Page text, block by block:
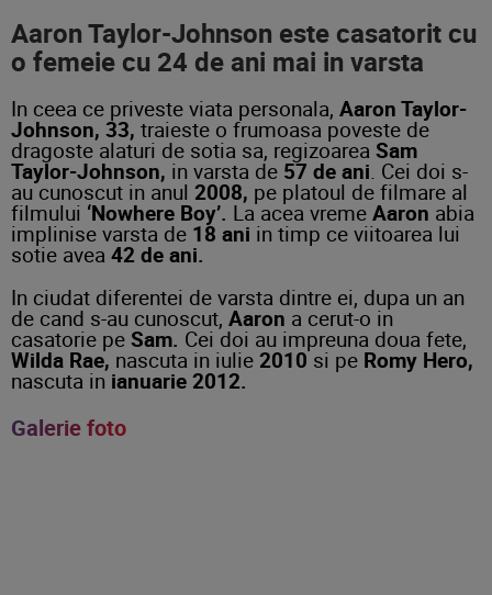
Aaron Taylor-Johnson este casatorit cu
o femeie cu 24 de ani mai in varsta
In ceea ce priveste viata personala, Aaron Taylor-
Johnson, 33, traieste o frumoasa poveste de
dragoste alaturi de sotia sa, regizoarea Sam
Taylor-Johnson, in varsta de 57 de ani. Cei doi s-
au cunoscut in anul 2008, pe platoul de filmare al
filmului ‘Nowhere Boy’. La acea vreme Aaron abia
implinise varsta de 18 ani in timp ce viitoarea lui
sotie avea 42 de ani.
In ciudat diferentei de varsta dintre ei, dupa un an
de cand s-au cunoscut, Aaron a cerut-o in
casatorie pe Sam. Cei doi au impreuna doua fete,
Wilda Rae, nascuta in iulie 2010si pe Romy Hero,
nascuta inianuarie 2012.
Galerie foto